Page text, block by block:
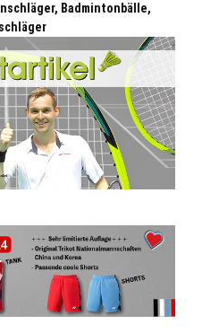
Badmintonbälle,